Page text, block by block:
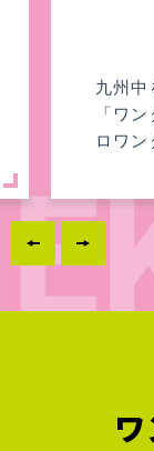
九州
「ワ
ロワ